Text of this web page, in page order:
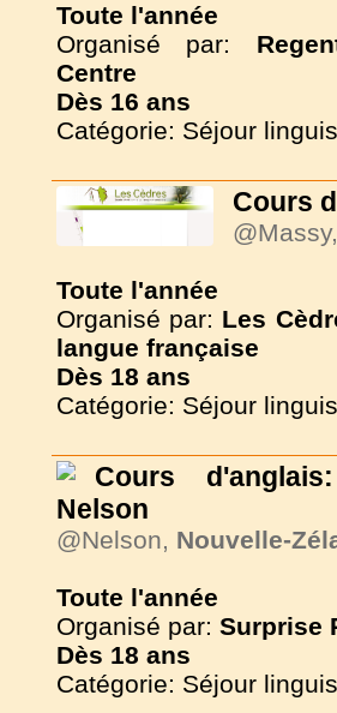
Toute l'année
Organisé par:
Centre
Dès 16 ans
Catégorie: Séjour
Cours
Toute l'année
Organisé par: Les
langue française
Dès 18 ans
Catégorie: Séjour
Cours
Nelson
@Nelson, Nouvelle-
Toute l'année
Organisé par: Surprise
Dès 18 ans
Catégorie: Séjour